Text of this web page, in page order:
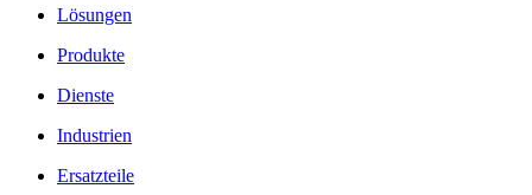
Lösungen
Produkte
Dienste
Industrien
Ersatzteile